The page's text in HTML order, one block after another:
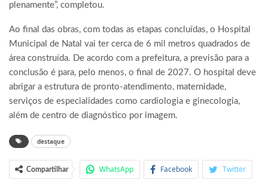
plenamente”, completou.
Ao final das obras, com todas as etapas concluídas, o Hospital
Municipal de Natal vai ter cerca de 6 mil metros quadrados de
área construída. De acordo com a prefeitura, a previsão para a
conclusão é para, pelo menos, o final de 2027. O hospital deve
abrigar a estrutura de pronto-atendimento, maternidade,
serviços de especialidades como cardiologia e ginecologia,
além de centro de diagnóstico por imagem.
destaque
Compartilhar WhatsApp Facebook Twitter